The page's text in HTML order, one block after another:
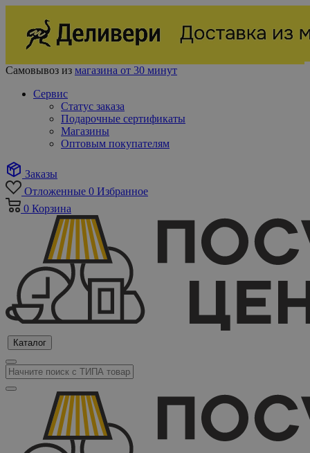
Самовывоз из магазина от 30 минут
Сервис
Статус заказа
Подарочные сертификаты
Магазины
Оптовым покупателям
Заказы
Отложенные 0 Избранное
0 Корзина
Каталог